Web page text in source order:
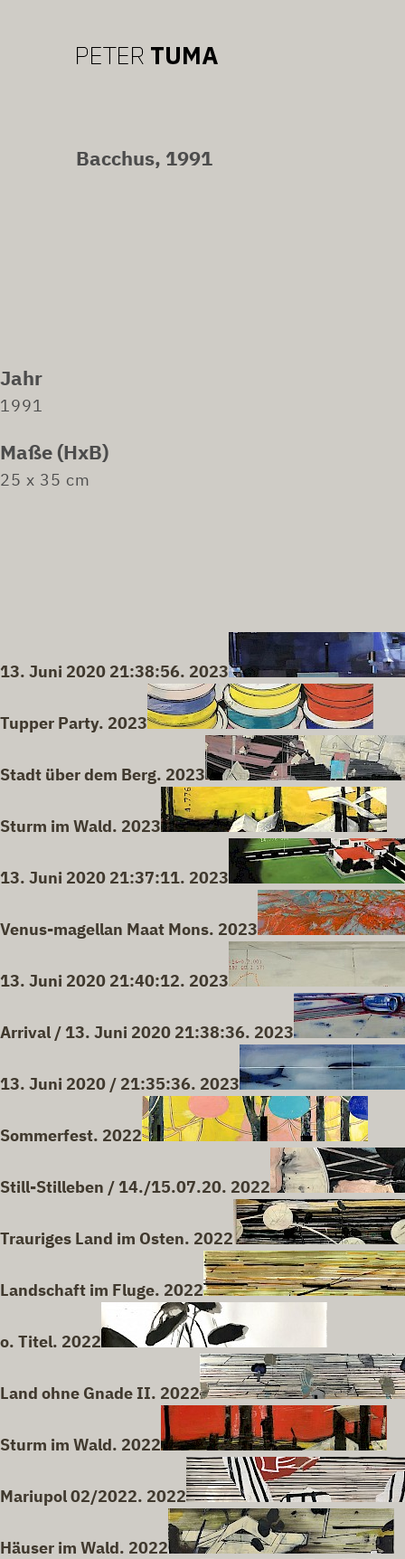
Bacchus, 1991
Jahr
1991
Maße (HxB)
25 x 35 cm
13. Juni 2020 21:38:56. 2023
Tupper Party. 2023
Stadt über dem Berg. 2023
Sturm im Wald. 2023
13. Juni 2020 21:37:11. 2023
Venus-magellan Maat Mons. 2023
13. Juni 2020 21:40:12. 2023
Arrival / 13. Juni 2020 21:38:36. 2023
13. Juni 2020 / 21:35:36. 2023
Sommerfest. 2022
Still-Stilleben / 14./15.07.20. 2022
Trauriges Land im Osten. 2022
Landschaft im Fluge. 2022
o. Titel. 2022
Land ohne Gnade II. 2022
Sturm im Wald. 2022
Mariupol 02/2022. 2022
Häuser im Wald. 2022